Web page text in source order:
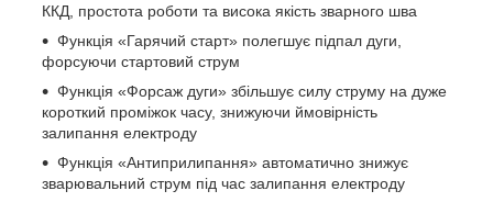
ККД, простота роботи та висока якість зварного шва
Функція «Гарячий старт» полегшує підпал дуги,
форсуючи стартовий струм
Функція «Форсаж дуги» збільшує силу струму на дуже
короткий проміжок часу, знижуючи ймовірність
залипання електроду
Функція «Антиприлипання» автоматично знижує
зварювальний струм під час залипання електроду